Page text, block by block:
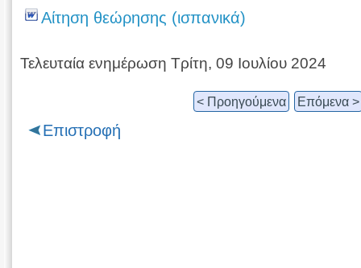
Αίτηση θεώρησης (ισπανικά)
Τελευταία ενημέρωση Τρίτη, 09 Ιουλίου 2024
< Προηγούμενα Επόμενα >
Επιστροφή